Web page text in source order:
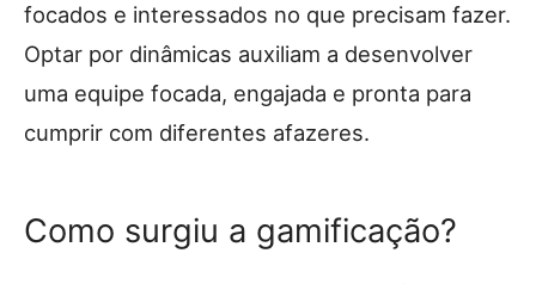
focados e interessados no que precisam fazer.
Optar por dinâmicas auxiliam a desenvolver
uma equipe focada, engajada e pronta para
cumprir com diferentes afazeres.
Como surgiu a gamificação?